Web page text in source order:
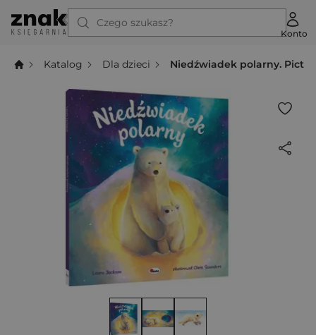
Czego szukasz?
Konto
Katalog Dla dzieci Niedźwiadek polarny.